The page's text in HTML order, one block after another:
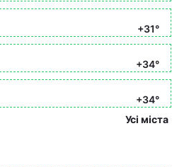
+31°
+34°
+34°
Усі міста